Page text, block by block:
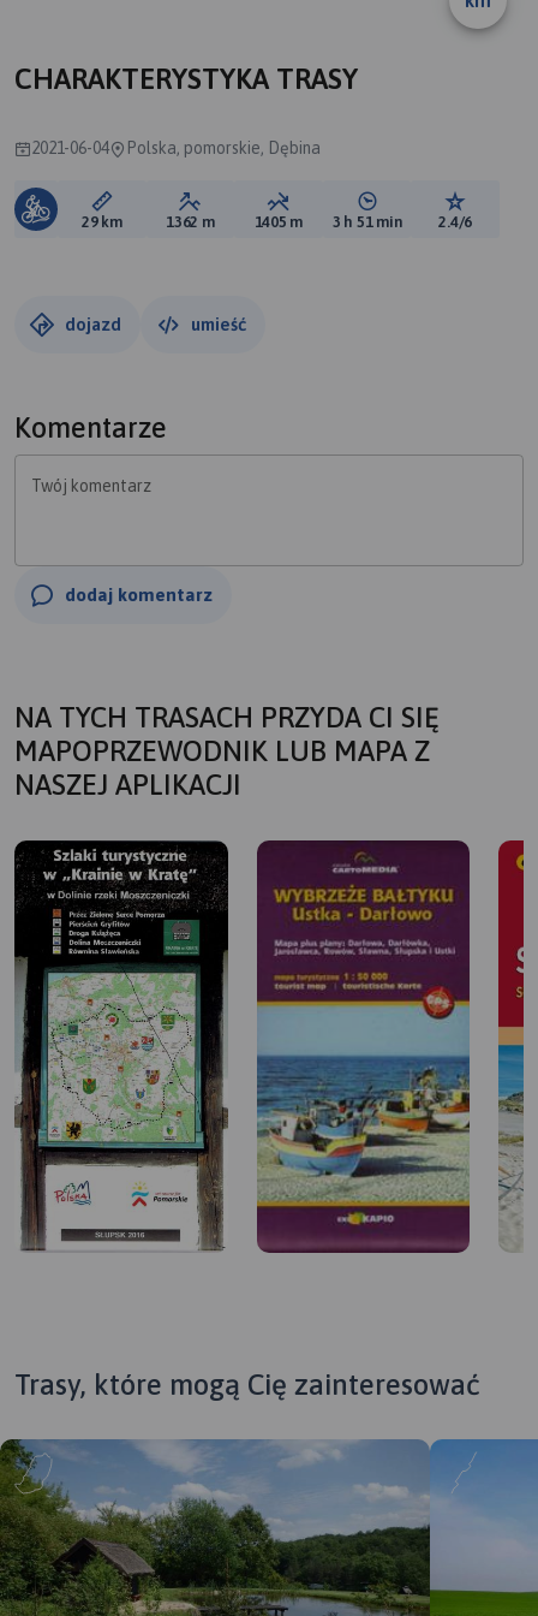
CHARAKTERYSTYKA TRASY
2021-06-04 Polska, pomorskie, Dębina
Długość trasy:
29 km Suma przewyższeń:
1362 m Suma spadków:
1405 m Średni czas potrzebny
3 h 51 min Ocena
2.4/6
dojazd umieść
Komentarze
Twój komentarz
dodaj komentarz
NA TYCH TRASACH PRZYDA CI SIĘ
MAPOPRZEWODNIK LUB MAPA Z
NASZEJ APLIKACJI
Trasy, które mogą Cię zainteresować